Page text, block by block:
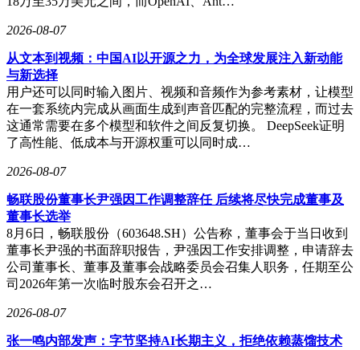
2026-08-07
从文本到视频：中国AI以开源之力，为全球发展注入新动能
与新选择
用户还可以同时输入图片、视频和音频作为参考素材，让模型
在一套系统内完成从画面生成到声音匹配的完整流程，而过去
这通常需要在多个模型和软件之间反复切换。 DeepSeek证明
了高性能、低成本与开源权重可以同时成…
2026-08-07
畅联股份董事长尹强因工作调整辞任 后续将尽快完成董事及
董事长选举
8月6日，畅联股份（603648.SH）公告称，董事会于当日收到
董事长尹强的书面辞职报告，尹强因工作安排调整，申请辞去
公司董事长、董事及董事会战略委员会召集人职务，任期至公
司2026年第一次临时股东会召开之…
2026-08-07
张一鸣内部发声：字节坚持AI长期主义，拒绝依赖蒸馏技术